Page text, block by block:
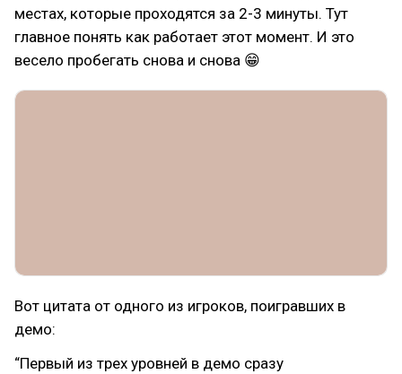
местах, которые проходятся за 2-3 минуты. Тут
главное понять как работает этот момент. И это
весело пробегать снова и снова 😁
Вот цитата от одного из игроков, поигравших в
демо:
“Первый из трех уровней в демо сразу